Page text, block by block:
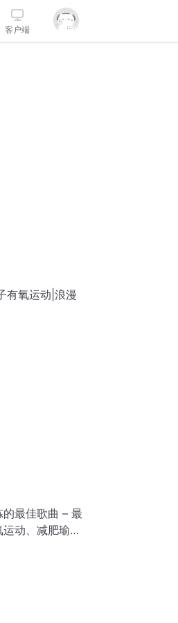
客户端
有氧运动|浪漫
最佳歌曲 – 最
动、减肥瑜
提音乐，励志